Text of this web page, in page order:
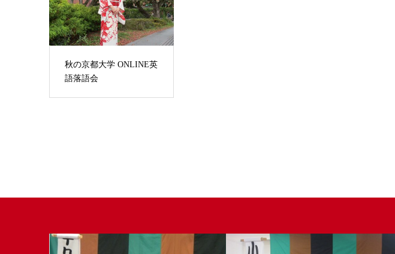
秋の京都大学 ONLINE英
語落語会